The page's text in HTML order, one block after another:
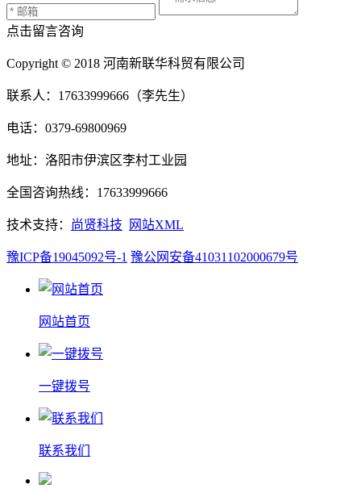
点击留言咨询
Copyright © 2018 河南新联华科贸有限公司
联系人：17633999666（李先生）
电话：0379-69800969
地址：洛阳市伊滨区李村工业园
全国咨询热线：17633999666
技术支持： 尚贤科技 网站XML
豫ICP备19045092号-1 豫公网安备41031102000679号
网站首页
一键拨号
联系我们